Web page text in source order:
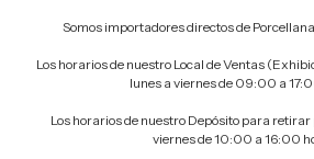
Somos importadores directos de
Los horarios de nuestro Local de Ventas
lunes a viernes de 09:00 a
Los horarios de nuestro Depósito para retirar
viernes de 10:00 a 16:00